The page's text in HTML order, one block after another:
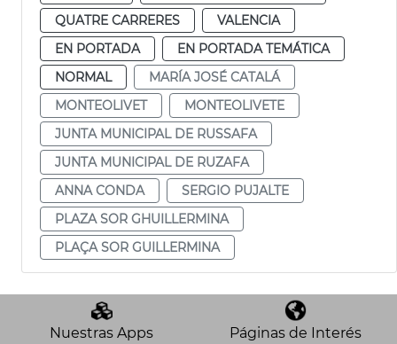
QUATRE CARRERES
VALENCIA
EN PORTADA
EN PORTADA TEMÁTICA
NORMAL
MARÍA JOSÉ CATALÁ
MONTEOLIVET
MONTEOLIVETE
JUNTA MUNICIPAL DE RUSSAFA
JUNTA MUNICIPAL DE RUZAFA
ANNA CONDA
SERGIO PUJALTE
PLAZA SOR GHUILLERMINA
PLAÇA SOR GUILLERMINA
Nuestras Apps Páginas de Interés